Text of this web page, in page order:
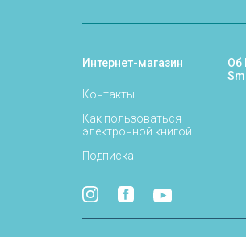
Интернет-магазин
Контакты
Как пользоваться
электронной книгой
Подписка
Об